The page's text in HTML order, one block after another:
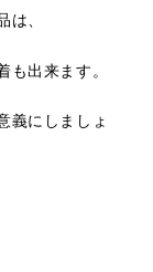
、
も出来ます。
義にしましょ